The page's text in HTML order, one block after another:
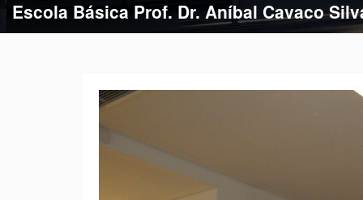
Escola Básica Prof. Dr. Aníbal Cavaco
Escola Básica de Estação